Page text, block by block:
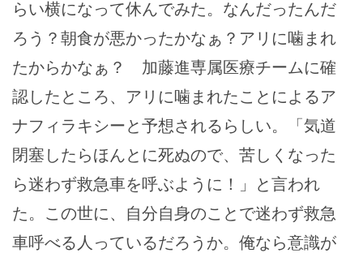
らい横になって休んでみた。なんだったんだ
ろう？朝食が悪かったかなぁ？アリに噛まれ
たからかなぁ？ 加藤進専属医療チームに確
認したところ、アリに噛まれたことによるア
ナフィラキシーと予想されるらしい。「気道
閉塞したらほんとに死ぬので、苦しくなった
ら迷わず救急車を呼ぶように！」と言われ
た。この世に、自分自身のことで迷わず救急
車呼べる人っているだろうか。俺なら意識が